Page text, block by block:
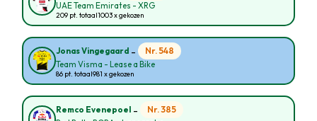
UAE Team Emirates - XRG
209 pt. totaal1003 x gekozen
Jonas Vingegaard - Nr. 548
Team Visma - Lease a Bike
86 pt. totaal981 x gekozen
Remco Evenepoel - Nr. 385